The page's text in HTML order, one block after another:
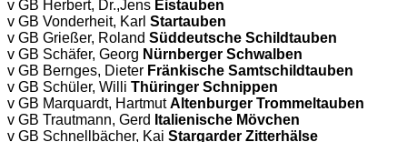
v GB Herbert, Dr.,Jens Eistauben
v GB Vonderheit, Karl Startauben
v GB Grießer, Roland Süddeutsche Schildtauben
v GB Schäfer, Georg Nürnberger Schwalben
v GB Bernges, Dieter Fränkische Samtschildtauben
v GB Schüler, Willi Thüringer Schnippen
v GB Marquardt, HartmutAltenburger Trommeltauben
v GB Trautmann, Gerd Italienische Mövchen
v GB Schnellbächer, Kai Stargarder Zitterhälse